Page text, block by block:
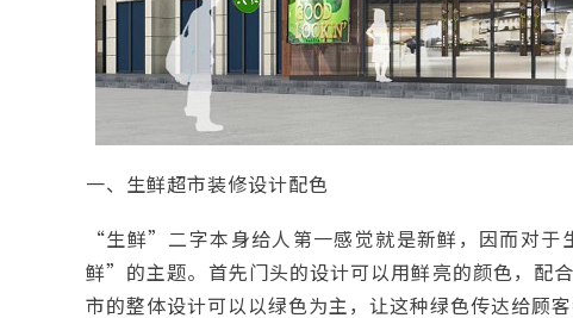
一、生鲜超市装修设计配色
“生鲜”二字本身给人第一感觉就是新鲜，因而对
鲜”的主题。首先门头的设计可以用鲜亮的颜色，配
市的整体设计可以以绿色为主，让这种绿色传达给顾